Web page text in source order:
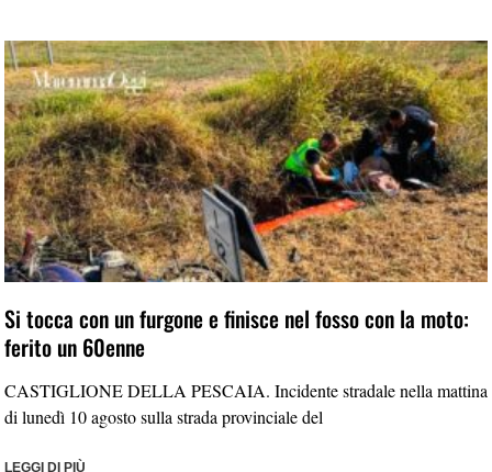
Si tocca con un furgone e finisce nel fosso con la moto:
ferito un 60enne
CASTIGLIONE DELLA PESCAIA. Incidente stradale nella mattina
di lunedì 10 agosto sulla strada provinciale del
LEGGI DI PIÙ